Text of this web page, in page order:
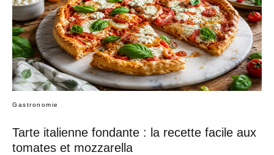
Gastronomie
Tarte italienne fondante : la recette facile aux
tomates et mozzarella